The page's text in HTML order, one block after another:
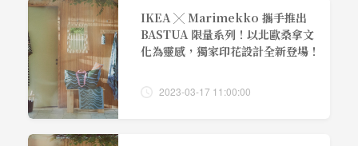
IKEA ╳ Marimekko 攜手推出
BASTUA 限量系列！以北歐桑拿文
化為靈感，獨家印花設計全新登場！
2023-03-17 11:00:00